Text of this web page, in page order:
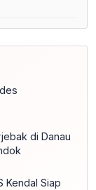
di Danau
Kendal Siap